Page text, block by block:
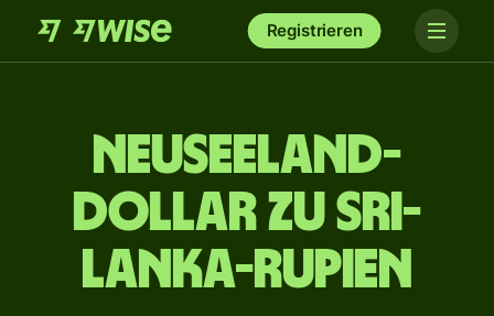
Registrieren
Neuseeland-
Dollar zu Sri-
Lanka-Rupien